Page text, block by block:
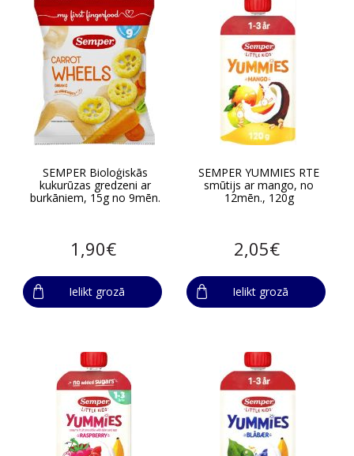
SEMPER Bioloģiskās
kukurūzas gredzeni ar
burkāniem, 15g no 9mēn.
1,90€
Ielikt grozā
SEMPER YUMMIES RTE
smūtijs ar mango, no
12mēn., 120g
2,05€
Ielikt grozā